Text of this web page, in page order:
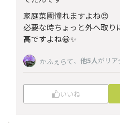
家庭菜園憧れますよね😍
必要な時ちょっと外へ取り
高ですよね😀✨
かふぇらて、 他5人がリア
いいね